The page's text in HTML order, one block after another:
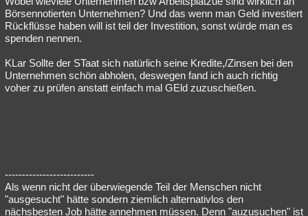
Börsennotierten Unternehmen? Und das wenn man Geld investiert
Rückflüsse haben will ist teil der Investition, sonst würde man es
spenden nennen.
KLar Sollte der STaat sich natürlich seine Kredite,/Zinsen bei den
Unternehmen schön abholen, deswegen fand ich auch richtig
voher zu prüfen anstatt einfach mal GEld zuzuschießen.
--------------------------
Als wenn nicht der überwiegende Teil der Menschen nicht
"ausgesucht" hätte sondern ziemlich alternativlos den
nächsbesten Job hätte annehmen müssen. Denn "auzusuchen" ist